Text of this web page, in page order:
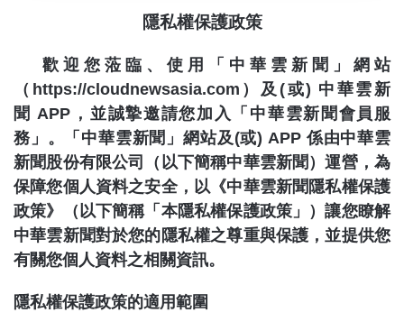
隱私權保護政策
歡迎您蒞臨、使用「中華雲新聞」網站
（ https://cloudnewsasia.com ）及 (或) 中華雲新
聞 APP ，並誠摯邀請您加入「中華雲新聞會員服
務」。「中華雲新聞」網站及 (或) APP係由中華雲
新聞股份有限公司（以下簡稱中華雲新聞）運營，為
保障您個人資料之安全，以《中華雲新聞隱私權保護
政策》（以下簡稱「本隱私權保護政策」）讓您瞭解
中華雲新聞對於您的隱私權之尊重與保護，並提供您
有關您個人資料之相關資訊。
隱私權保護政策的適用範圍